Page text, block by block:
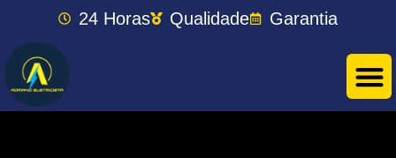
24 Horas Qualidade Garantia